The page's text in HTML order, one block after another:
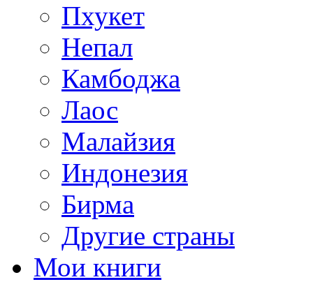
Пхукет
Непал
Камбоджа
Лаос
Малайзия
Индонезия
Бирма
Другие страны
Мои книги